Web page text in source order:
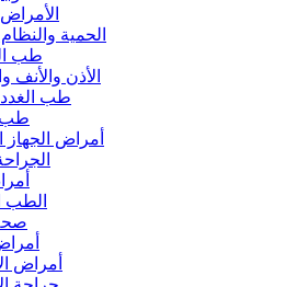
الحمية
طب
الأذن والأنف
طب الغدد
طب
أمراض
الطب
أمراض